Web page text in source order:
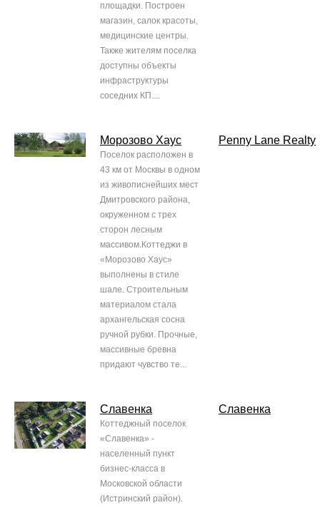
площадки. Построен
магазин, салок красоты,
медицинские центры.
Также жителям поселка
доступны объекты
инфраструктуры
соседних КП....
Морозово Хаус
Поселок расположен в
43 км от Москвы в одном
из живописнейших мест
Дмитровского района,
окруженном с трех
сторон лесным
массивом.Коттеджи в
«Морозово Хаус»
выполнены в стиле
шале. Строительным
материалом стала
архангельская сосна
ручной рубки. Прочные,
массивные бревна
придают чувство те...
Penny Lane Realty
Славенка
Коттеджный поселок
«Славенка» -
населенный пункт
бизнес-класса в
Московской области
(Истринский район).
Славенка